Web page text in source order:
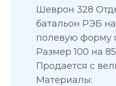
Шеврон 328
батальон РЭБ
полевую форму
Размер 100 на
Продается с
Материалы: